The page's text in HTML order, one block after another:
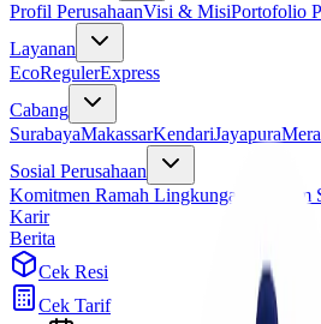
Profil PerusahaanVisi & MisiPortofolio
Layanan
EcoRegulerExpress
Cabang
SurabayaMakassarKendariJayapura
Sosial Perusahaan
Komitmen Ramah Lingkungan
Program
Karir
Berita
Cek Resi
Cek Tarif